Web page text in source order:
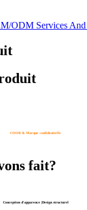
COOR & Marque confidentielle
fait?
Conception d'apparence |Design structurel